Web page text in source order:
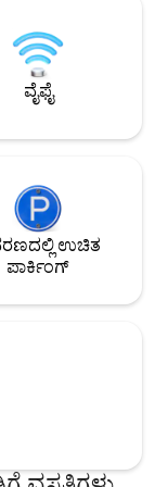
ಲಾಂಡ್ರೋಮ್ಯಾಟ್ $
ಬುಕಿಂಗ್ ಕನ್ಸೀರ್ಜ್
ಲೊಕೊಮೊಸಿಯಾನ್ ಎ
ಬಯೋಟ್ರೆನ್.
ವೈಫೈ
ಉಚಿತ
ಪಾರ್ಕಿಂಗ್